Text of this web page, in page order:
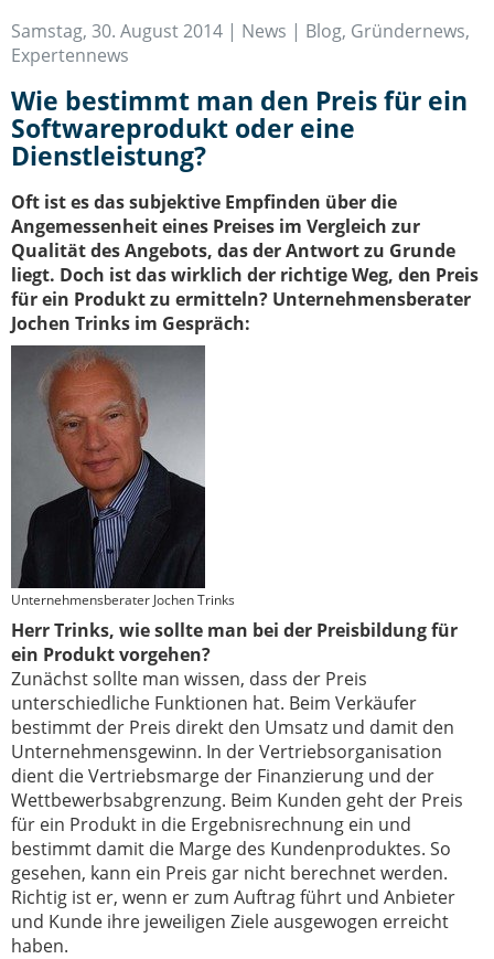
Start-Up Augsburg
Samstag, 30. August 2014 | News | Blog, Gründernews,
Expertennews
Wie bestimmt man den Preis für ein
Softwareprodukt oder eine
Dienstleistung?
Oft ist es das subjektive Empfinden über die
Angemessenheit eines Preises im Vergleich zur
Qualität des Angebots, das der Antwort zu Grunde
liegt. Doch ist das wirklich der richtige Weg, den Preis
für ein Produkt zu ermitteln? Unternehmensberater
Jochen Trinks im Gespräch:
Unternehmensberater Jochen Trinks
Herr Trinks, wie sollte man bei der Preisbildung für
ein Produkt vorgehen?
Zunächst sollte man wissen, dass der Preis
unterschiedliche Funktionen hat. Beim Verkäufer
bestimmt der Preis direkt den Umsatz und damit den
Unternehmensgewinn. In der Vertriebsorganisation
dient die Vertriebsmarge der Finanzierung und der
Wettbewerbsabgrenzung. Beim Kunden geht der Preis
für ein Produkt in die Ergebnisrechnung ein und
bestimmt damit die Marge des Kundenproduktes. So
gesehen, kann ein Preis gar nicht berechnet werden.
Richtig ist er, wenn er zum Auftrag führt und Anbieter
und Kunde ihre jeweiligen Ziele ausgewogen erreicht
haben.